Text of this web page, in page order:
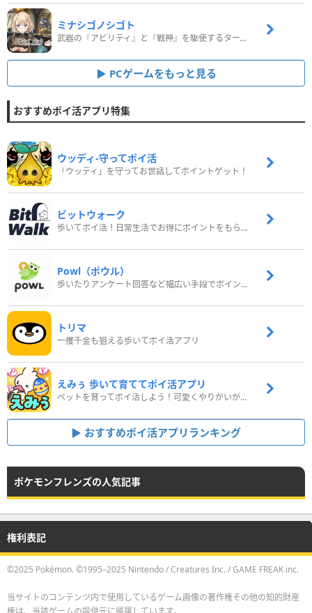
ミナシゴノシゴト
武器の『アビリティ』と『戦神』を駆使するターン制コマンドバトルRPG！
PCゲームをもっと見る
おすすめポイ活アプリ特集
ウッディ‐守ってポイ活
「ウッディ」を守ってお世話してポイントゲット！
ビットウォーク
歩いてポイ活！日常生活でお得にポイントをもらおう
Powl（ポウル）
歩いたりアンケート回答など幅広い手段でポイントをゲット
トリマ
一攫千金も狙える歩いてポイ活アプリ
えみぅ 歩いて育ててポイ活アプリ
ペットを育ってポイ活しよう！可愛くやりがいがある新感覚アプリ
おすすめポイ活アプリランキング
ポケモンフレンズの人気記事
権利表記
©2025 Pokémon. ©1995–2025 Nintendo / Creatures Inc. / GAME FREAK inc.
当サイトのコンテンツ内で使用しているゲーム画像の著作権その他の知的財産